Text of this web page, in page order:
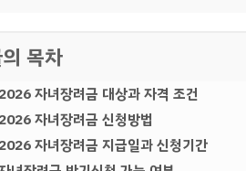
목차
2026 자녀장려금 대상과 자격 조건
2026 자녀장려금 신청방법
2026 자녀장려금 지급일과 신청기간